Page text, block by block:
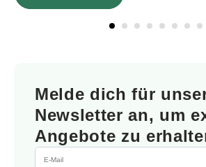
Melde dich für
Newsletter an, um
Angebote zu